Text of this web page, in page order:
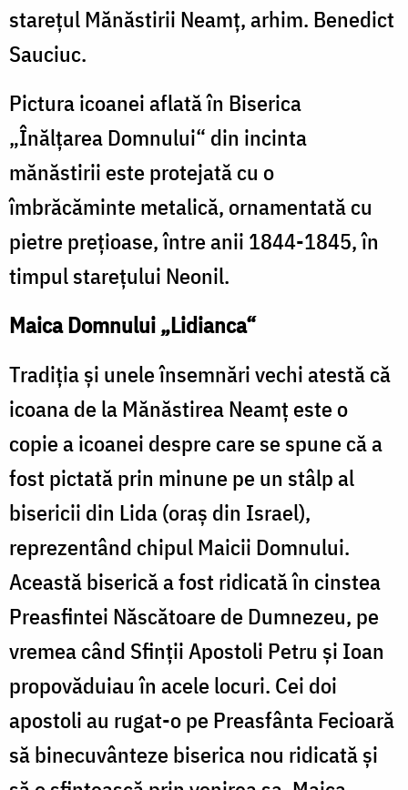
persecuţiile
împotriva
stareţul Mănăstirii Neamţ, arhim. Benedict
Sauciuc.
Pictura icoanei aflată în Biserica
„Înălţarea Domnului“ din incinta
mănăstirii este protejată cu o
îmbrăcăminte metalică, ornamentată cu
pietre preţioase, între anii 1844-1845, în
timpul stareţului Neonil.
Maica Domnului „Lidianca“
Tradiţia şi unele însemnări vechi atestă că
icoana de la Mănăstirea Neamţ este o
copie a icoanei despre care se spune că a
fost pictată prin minune pe un stâlp al
bisericii din Lida (oraş din Israel),
reprezentând chipul Maicii Domnului.
Această biserică a fost ridicată în cinstea
Preasfintei Născătoare de Dumnezeu, pe
vremea când Sfinţii Apostoli Petru şi Ioan
propovăduiau în acele locuri. Cei doi
apostoli au rugat-o pe Preasfânta Fecioară
să binecuvânteze biserica nou ridicată şi